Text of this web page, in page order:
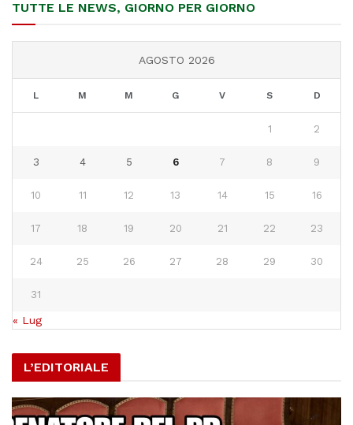
TUTTE LE NEWS, GIORNO PER GIORNO
AGOSTO 2026
L M M G V S D
1 2
3 4 5 6 7 8 9
10 11 12 13 14 15 16
17 18 19 20 21 22 23
24 25 26 27 28 29 30
31
« Lug
L’EDITORIALE